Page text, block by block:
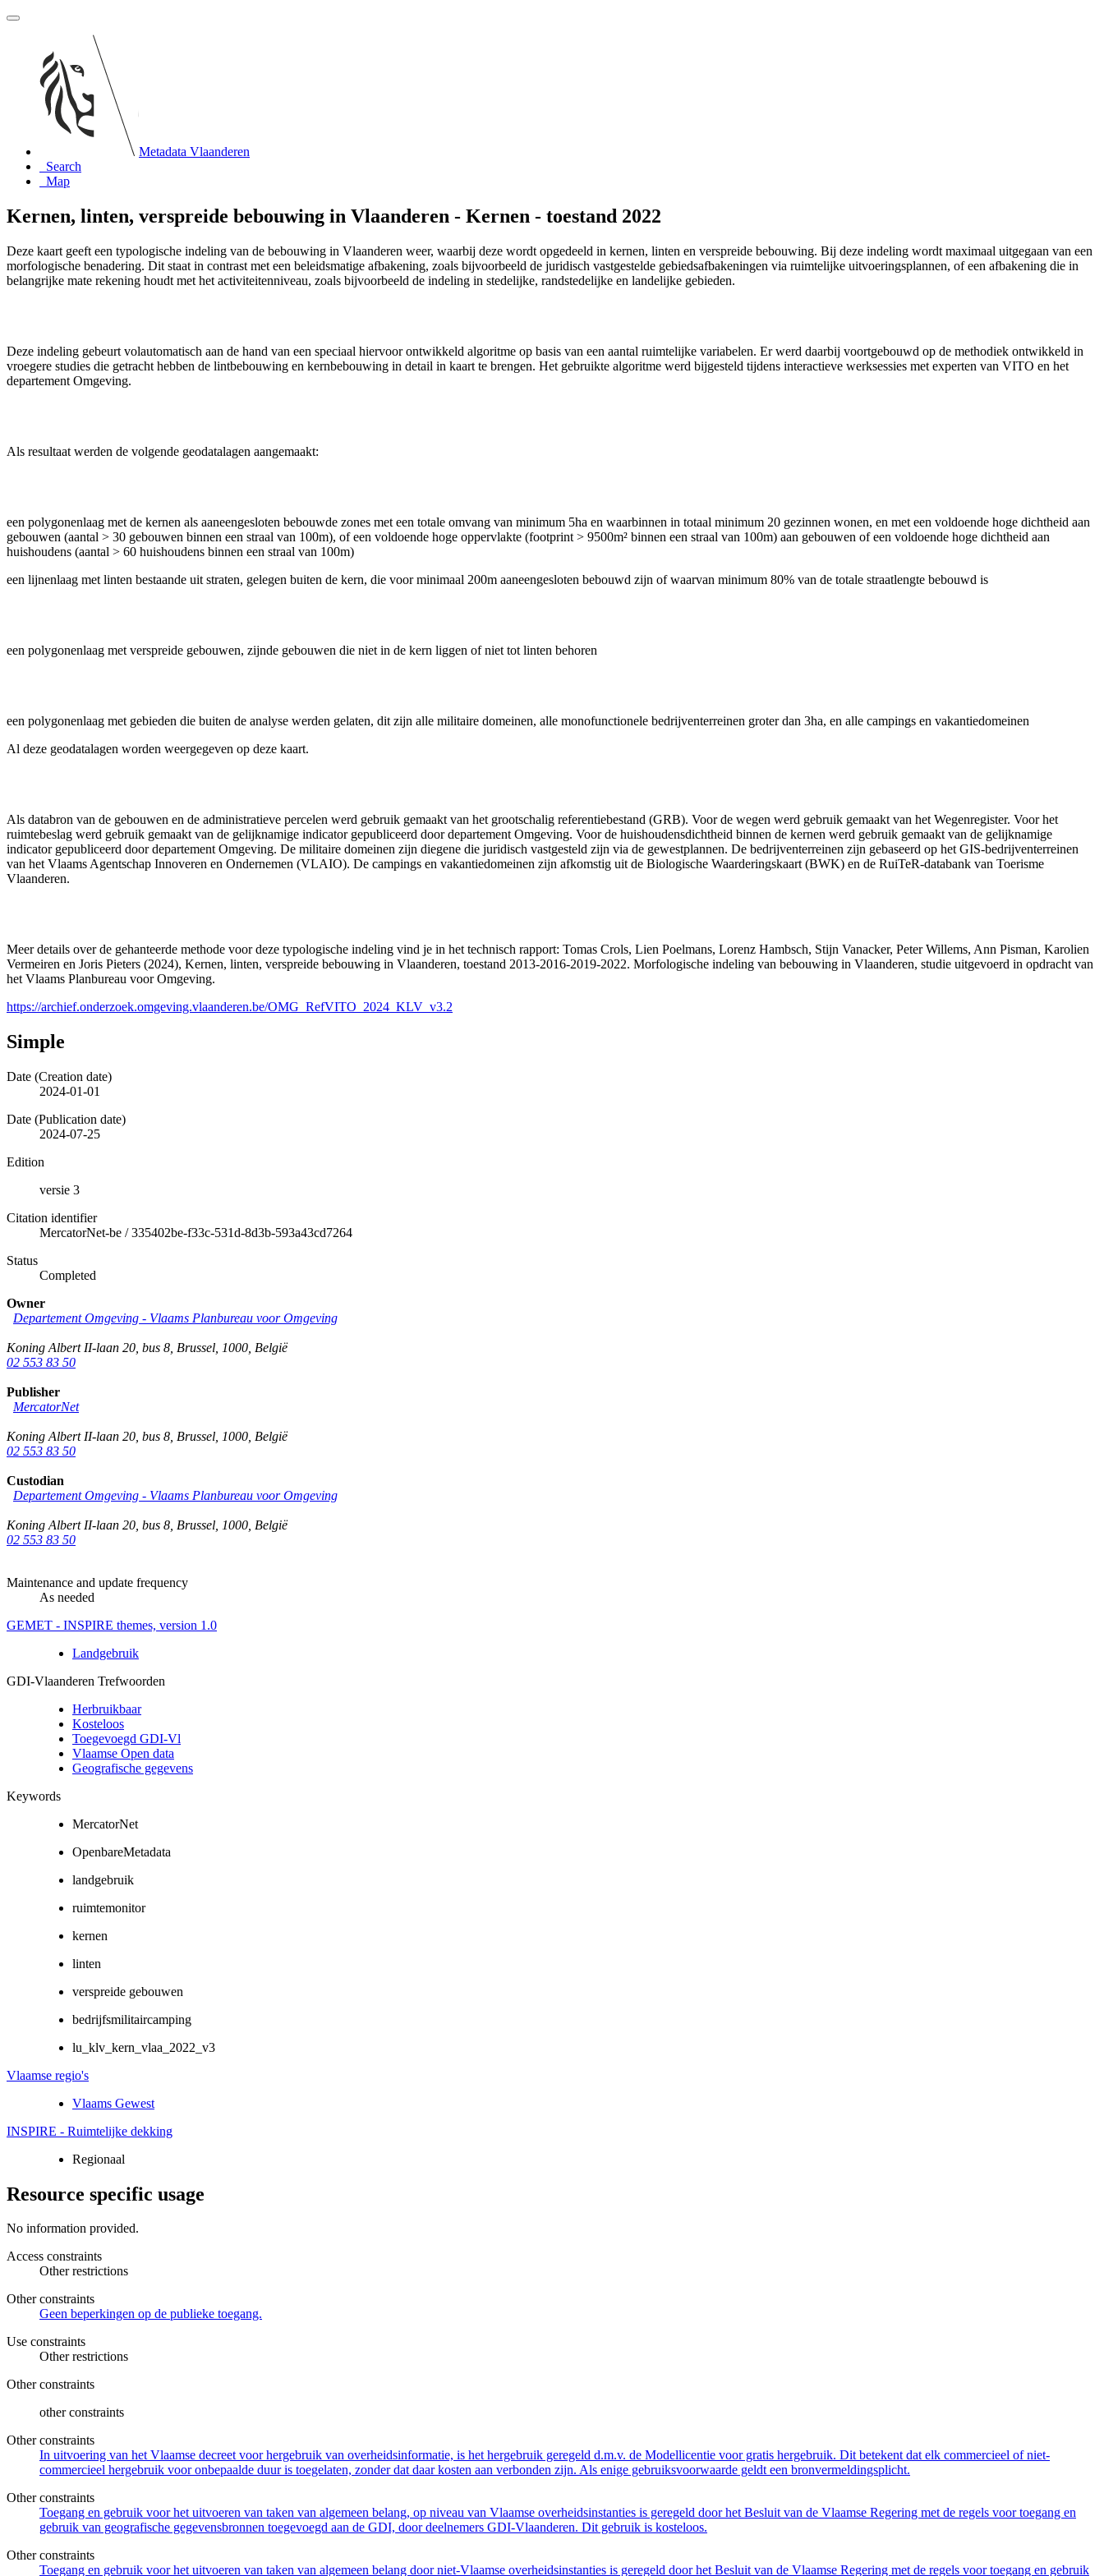
Metadata Vlaanderen
Search
Map
Kernen, linten, verspreide bebouwing in Vlaanderen - Kernen - toestand 2022
Deze kaart geeft een typologische indeling van de bebouwing in Vlaanderen weer, waarbij deze wordt opgedeeld in kernen, linten en verspreide bebouwing. Bij deze indeling wordt maximaal uitgegaan van een
morfologische benadering. Dit staat in contrast met een beleidsmatige afbakening, zoals bijvoorbeeld de juridisch vastgestelde gebiedsafbakeningen via ruimtelijke uitvoeringsplannen, of een afbakening die in
belangrijke mate rekening houdt met het activiteitenniveau, zoals bijvoorbeeld de indeling in stedelijke, randstedelijke en landelijke gebieden.
Deze indeling gebeurt volautomatisch aan de hand van een speciaal hiervoor ontwikkeld algoritme op basis van een aantal ruimtelijke variabelen. Er werd daarbij voortgebouwd op de methodiek ontwikkeld in
vroegere studies die getracht hebben de lintbebouwing en kernbebouwing in detail in kaart te brengen. Het gebruikte algoritme werd bijgesteld tijdens interactieve werksessies met experten van VITO en het
departement Omgeving.
Als resultaat werden de volgende geodatalagen aangemaakt:
een polygonenlaag met de kernen als aaneengesloten bebouwde zones met een totale omvang van minimum 5ha en waarbinnen in totaal minimum 20 gezinnen wonen, en met een voldoende hoge dichtheid aan
gebouwen (aantal > 30 gebouwen binnen een straal van 100m), of een voldoende hoge oppervlakte (footprint > 9500m² binnen een straal van 100m) aan gebouwen of een voldoende hoge dichtheid aan
huishoudens (aantal > 60 huishoudens binnen een straal van 100m)
een lijnenlaag met linten bestaande uit straten, gelegen buiten de kern, die voor minimaal 200m aaneengesloten bebouwd zijn of waarvan minimum 80% van de totale straatlengte bebouwd is
een polygonenlaag met verspreide gebouwen, zijnde gebouwen die niet in de kern liggen of niet tot linten behoren
een polygonenlaag met gebieden die buiten de analyse werden gelaten, dit zijn alle militaire domeinen, alle monofunctionele bedrijventerreinen groter dan 3ha, en alle campings en vakantiedomeinen
Al deze geodatalagen worden weergegeven op deze kaart.
Als databron van de gebouwen en de administratieve percelen werd gebruik gemaakt van het grootschalig referentiebestand (GRB). Voor de wegen werd gebruik gemaakt van het Wegenregister. Voor het
ruimtebeslag werd gebruik gemaakt van de gelijknamige indicator gepubliceerd door departement Omgeving. Voor de huishoudensdichtheid binnen de kernen werd gebruik gemaakt van de gelijknamige
indicator gepubliceerd door departement Omgeving. De militaire domeinen zijn diegene die juridisch vastgesteld zijn via de gewestplannen. De bedrijventerreinen zijn gebaseerd op het GIS-bedrijventerreinen
van het Vlaams Agentschap Innoveren en Ondernemen (VLAIO). De campings en vakantiedomeinen zijn afkomstig uit de Biologische Waarderingskaart (BWK) en de RuiTeR-databank van Toerisme
Vlaanderen.
Meer details over de gehanteerde methode voor deze typologische indeling vind je in het technisch rapport: Tomas Crols, Lien Poelmans, Lorenz Hambsch, Stijn Vanacker, Peter Willems, Ann Pisman, Karolien
Vermeiren en Joris Pieters (2024), Kernen, linten, verspreide bebouwing in Vlaanderen, toestand 2013-2016-2019-2022. Morfologische indeling van bebouwing in Vlaanderen, studie uitgevoerd in opdracht van
het Vlaams Planbureau voor Omgeving.
https://archief.onderzoek.omgeving.vlaanderen.be/OMG_RefVITO_2024_KLV_v3.2
Simple
Date (Creation date)
2024-01-01
Date (Publication date)
2024-07-25
Edition
versie 3
Citation identifier
MercatorNet-be /335402be-f33c-531d-8d3b-593a43cd7264
Status
Completed
Owner
Departement Omgeving - Vlaams Planbureau voor Omgeving
Koning Albert II-laan 20, bus 8 Brussel 1000 België
02 553 83 50
Publisher
MercatorNet
Koning Albert II-laan 20, bus 8 Brussel 1000 België
02 553 83 50
Custodian
Departement Omgeving - Vlaams Planbureau voor Omgeving
Koning Albert II-laan 20, bus 8 Brussel 1000 België
02 553 83 50
Maintenance and update frequency
As needed
GEMET - INSPIRE themes, version 1.0
Landgebruik
GDI-Vlaanderen Trefwoorden
Herbruikbaar
Kosteloos
Toegevoegd GDI-Vl
Vlaamse Open data
Geografische gegevens
Keywords
MercatorNet
OpenbareMetadata
landgebruik
ruimtemonitor
kernen
linten
verspreide gebouwen
bedrijfsmilitaircamping
lu_klv_kern_vlaa_2022_v3
Vlaamse regio's
Vlaams Gewest
INSPIRE - Ruimtelijke dekking
Regionaal
Resource specific usage
No information provided.
Access constraints
Other restrictions
Other constraints
Geen beperkingen op de publieke toegang.
Use constraints
Other restrictions
Other constraints
other constraints
Other constraints
In uitvoering van het Vlaamse decreet voor hergebruik van overheidsinformatie, is het hergebruik geregeld d.m.v. de Modellicentie voor gratis hergebruik. Dit betekent dat elk commercieel of niet-
commercieel hergebruik voor onbepaalde duur is toegelaten, zonder dat daar kosten aan verbonden zijn. Als enige gebruiksvoorwaarde geldt een bronvermeldingsplicht.
Other constraints
Toegang en gebruik voor het uitvoeren van taken van algemeen belang, op niveau van Vlaamse overheidsinstanties is geregeld door het Besluit van de Vlaamse Regering met de regels voor toegang en
gebruik van geografische gegevensbronnen toegevoegd aan de GDI, door deelnemers GDI-Vlaanderen. Dit gebruik is kosteloos.
Other constraints
Toegang en gebruik voor het uitvoeren van taken van algemeen belang door niet-Vlaamse overheidsinstanties is geregeld door het Besluit van de Vlaamse Regering met de regels voor toegang en gebruik